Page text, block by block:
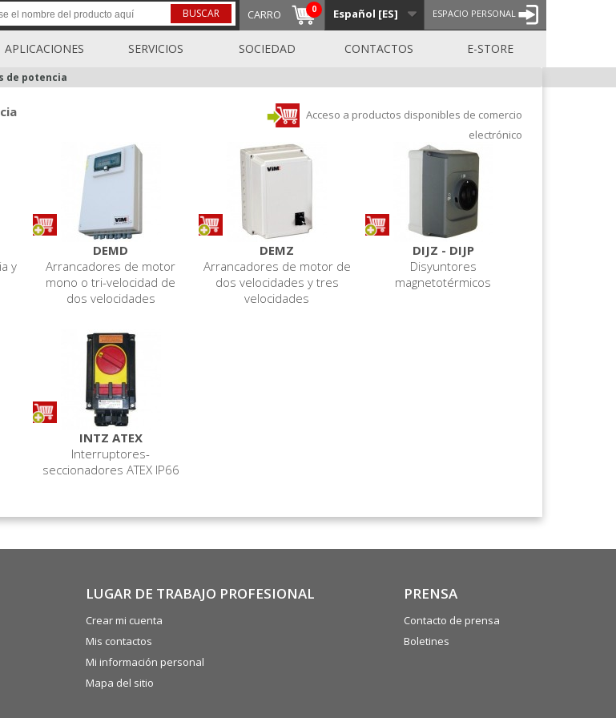
ESPACIO PERSONAL
Español [ES]
CARRO 0
BUSCAR
APLICACIONES SERVICIOS SOCIEDAD CONTACTOS E-STORE
de potencia
Acceso a productos disponibles de comercio
electrónico
y
DEMD
Arrancadores de motor
mono o tri-velocidad de
dos velocidades
DEMZ
Arrancadores de motor de
dos velocidades y tres
velocidades
DIJZ - DIJP
Disyuntores
magnetotérmicos
INTZ ATEX
Interruptores-
seccionadores ATEX IP66
LUGAR DE TRABAJO PROFESIONAL
Crear mi cuenta
Mis contactos
Mi información personal
Mapa del sitio
PRENSA
Contacto de prensa
Boletines